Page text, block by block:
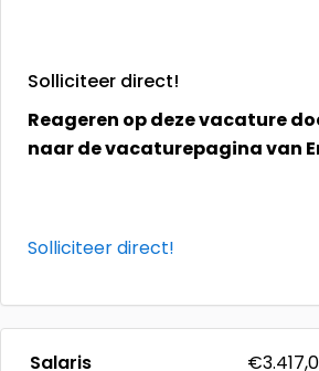
Solliciteer direct!
Reageren op deze vacature
naar de vacaturepagina van
Solliciteer direct!
Salaris